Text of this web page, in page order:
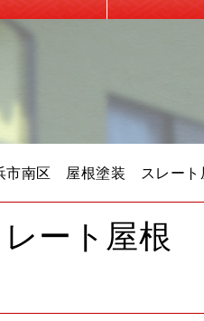
市南区 屋根塗装 スレー
ート屋根